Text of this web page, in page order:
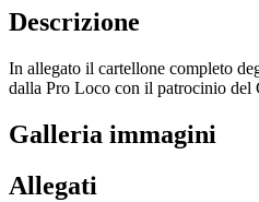
Descrizione
In allegato il cartellone completo
dalla Pro Loco con il patrocinio del
Galleria immagini
Allegati